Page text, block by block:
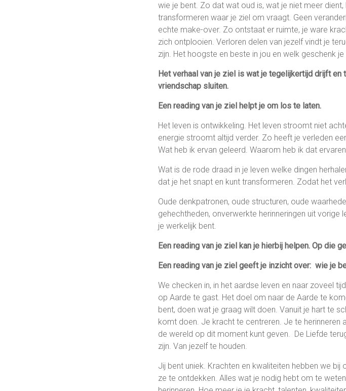
wie je bent. Zo dat wat oud is, wat je niet meer
transformeren waar je ziel om vraagt. Geen
echte make-over. Zo ontstaat er ruimte, je ware
zich ontplooien. Verloren delen van jezelf vindt je
zijn. Het hoogste en beste in jou en welk geschenk
Het verhaal van je ziel is wat je tegelijkertijd drijft
vriendschap sluiten.
Een reading van je ziel helpt je om los te laten.
Het leven is ontwikkeling. Het leven stroomt niet
energie stroomt altijd verder. Zo heeft je verleden
Wat heb ik ervan geleerd. Waarom heb ik dat
Wat is de rode draad in je leven welke dingen
dat je het snapt en kunt transformeren. Zodat het
Oude denkpatronen, oude structuren, oude
gehechtheden, onverwerkte herinneringen uit vorige
je werkelijk bent.
Een reading van je ziel kan je hierbij helpen. Op die
Een reading van je ziel geeft je inzicht over: wie je
We checken in, in het aardse leven en naar zoveel
op Aarde te gast. Het doel om naar de Aarde te
bent, doen wat je graag wilt doen. Vanuit je hart te
komt doen. Je kracht te centreren. Je te herinneren
de wereld op dit moment kunt geven. De Liefde
zijn. Van jezelf te houden.
Jij bent uniek. Krachten en kwaliteiten hebben we
ze te ontdekken. Alles wat je nodig hebt om te